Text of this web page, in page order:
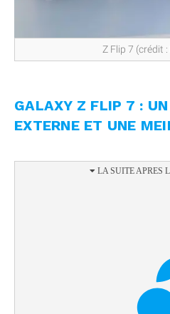
Z Flip 7 (crédit
GALAXY Z FLIP 7 :
EXTERNE ET UNE